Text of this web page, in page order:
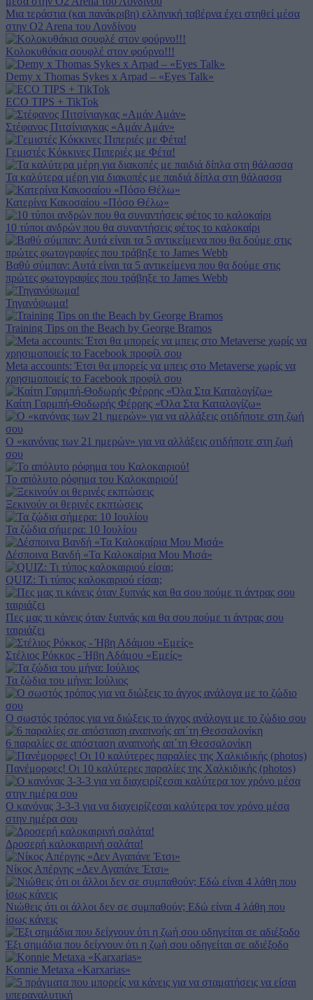
Μια τεράστια (και πανάκριβη) ελληνική ταβέρνα έχει στηθεί μέσα
στην O2 Arena του Λονδίνου
Κολοκυθάκια σουφλέ στον φούρνο!!!
Demy x Thomas Sykes x Arpad – «Eyes Talk»
ECO TIPS + TikTok
Στέφανος Πιτσίνιαγκας «Αμάν Αμάν»
Γεμιστές Κόκκινες Πιπεριές με Φέτα!
Τα καλύτερα μέρη για διακοπές με παιδιά δίπλα στη θάλασσα
Κατερίνα Κακοσαίου «Πόσο Θέλω»
10 τύποι ανδρών που θα συναντήσεις φέτος το καλοκαίρι
Βαθύ σύμπαν: Αυτά είναι τα 5 αντικείμενα που θα δούμε στις
πρώτες φωτογραφίες που τράβηξε το James Webb
Τηγανόψωμα!
Training Tips on the Beach by George Bramos
Meta accounts: Έτσι θα μπορείς να μπεις στο Metaverse χωρίς να
χρησιμοποιείς το Facebook προφίλ σου
Καίτη Γαρμπή-Θοδωρής Φέρρης «Όλα Στα Καταλογίζω»
Ο «κανόνας των 21 ημερών» για να αλλάξεις οτιδήποτε στη ζωή
σου
Το απόλυτο ρόφημα του Καλοκαιριού!
Ξεκινούν οι θερινές εκπτώσεις
Τα ζώδια σήμερα: 10 Ιουλίου
Δέσποινα Βανδή «Τα Καλοκαίρια Μου Μισά»
QUIZ: Τι τύπος καλοκαιριού είσαι;
Πες μας τι κάνεις όταν ξυπνάς και θα σου πούμε τι άντρας σου
ταιριάζει
Στέλιος Ρόκκος - Ήβη Αδάμου «Εμείς»
Τα ζώδια του μήνα: Iούλιος
Ο σωστός τρόπος για να διώξεις το άγχος ανάλογα με το ζώδιο σου
6 παραλίες σε απόσταση αναπνοής απ΄τη Θεσσαλονίκη
Πανέμορφες! Οι 10 καλύτερες παραλίες της Χαλκιδικής (photos)
Ο κανόνας 3-3-3 για να διαχειρίζεσαι καλύτερα τον χρόνο μέσα
στην ημέρα σου
Δροσερή καλοκαιρινή σαλάτα!
Νίκος Απέργης «Δεν Αγαπάνε Έτσι»
Νιώθεις ότι οι άλλοι δεν σε συμπαθούν; Εδώ είναι 4 λάθη που
ίσως κάνεις
Έξι σημάδια που δείχνουν ότι η ζωή σου οδηγείται σε αδιέξοδο
Konnie Metaxa «Karxarias»